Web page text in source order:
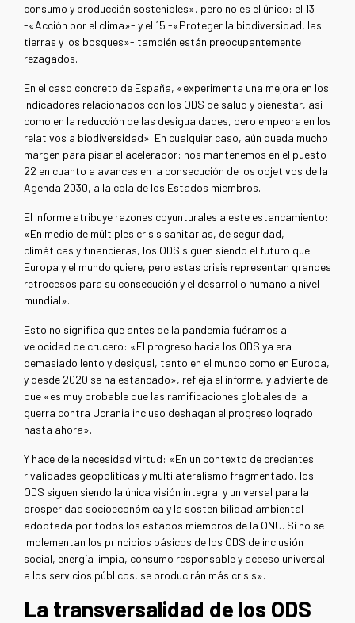
consumo y producción sostenibles», pero no es el único: el 13
-«Acción por el clima»- y el 15 -«Proteger la biodiversidad, las
tierras y los bosques»- también están preocupantemente
rezagados.
En el caso concreto de España, «experimenta una mejora en los
indicadores relacionados con los ODS de salud y bienestar, así
como en la reducción de las desigualdades, pero empeora en los
relativos a biodiversidad». En cualquier caso, aún queda mucho
margen para pisar el acelerador: nos mantenemos en el puesto
22 en cuanto a avances en la consecución de los objetivos de la
Agenda 2030, a la cola de los Estados miembros.
El informe atribuye razones coyunturales a este estancamiento:
«En medio de múltiples crisis sanitarias, de seguridad,
climáticas y financieras, los ODS siguen siendo el futuro que
Europa y el mundo quiere, pero estas crisis representan grandes
retrocesos para su consecución y el desarrollo humano a nivel
mundial».
Esto no significa que antes de la pandemia fuéramos a
velocidad de crucero: «El progreso hacia los ODS ya era
demasiado lento y desigual, tanto en el mundo como en Europa,
y desde 2020 se ha estancado», refleja el informe, y advierte de
que «es muy probable que las ramificaciones globales de la
guerra contra Ucrania incluso deshagan el progreso logrado
hasta ahora».
Y hace de la necesidad virtud: «En un contexto de crecientes
rivalidades geopolíticas y multilateralismo fragmentado, los
ODS siguen siendo la única visión integral y universal para la
prosperidad socioeconómica y la sostenibilidad ambiental
adoptada por todos los estados miembros de la ONU. Si no se
implementan los principios básicos de los ODS de inclusión
social, energía limpia, consumo responsable y acceso universal
a los servicios públicos, se producirán más crisis».
La transversalidad de los ODS